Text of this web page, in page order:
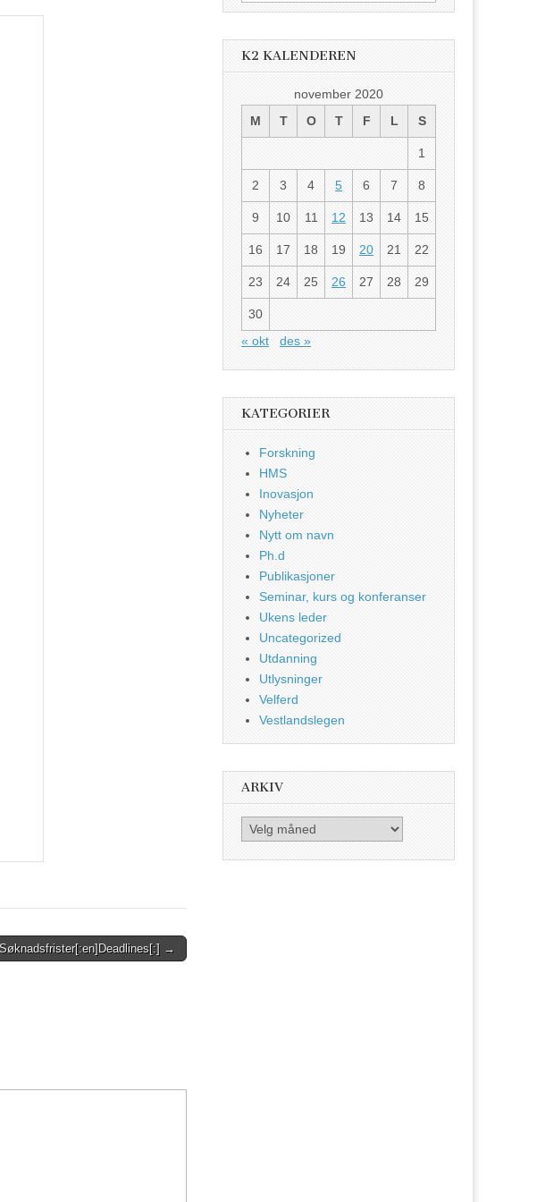
→
K2 KALENDEREN
november 2020
M
T O T F L S
1
2 3 4 5 6 7 8
9 10 11 12 13 14 15
16 17 18 19 20 21 22
23 24 25 26 27 28 29
30
« okt
des »
KATEGORIER
Forskning
HMS
Inovasjon
Nyheter
Nytt om navn
Ph.d
Publikasjoner
Seminar, kurs og konferanser
Ukens leder
Uncategorized
Utdanning
Utlysninger
Velferd
Vestlandslegen
ARKIV
Arkiv